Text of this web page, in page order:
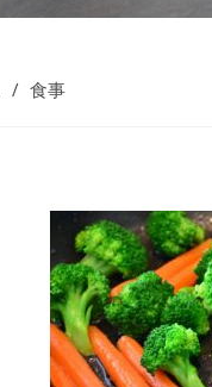
/ 食事